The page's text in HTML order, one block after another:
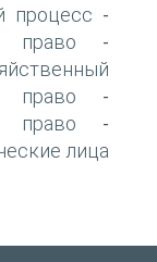
процесс -
право -
право -
право -
лица